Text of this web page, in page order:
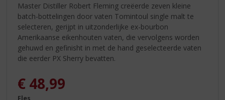
Master Distiller Robert Fleming creëerde zeven kleine
batch-bottelingen door vaten Tomintoul single malt te
selecteren, gerijpt in uitzonderlijke ex-bourbon
Amerikaanse eikenhouten vaten, die vervolgens worden
gehuwd en gefinisht in met de hand geselecteerde vaten
die eerder PX Sherry bevatten.
€ 48,99